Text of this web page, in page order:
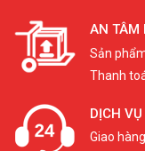
AN TÂM
Sản
Thanh
DỊCH
Giao